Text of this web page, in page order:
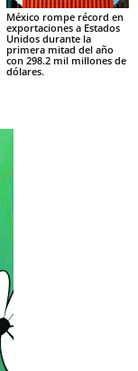
México rompe récord en
exportaciones a Estados
Unidos durante la
primera mitad del año
con 298.2 mil millones de
dólares.